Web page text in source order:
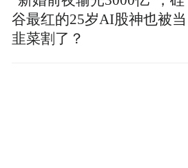
谷最红的25岁AI股神也被当
韭菜割了？